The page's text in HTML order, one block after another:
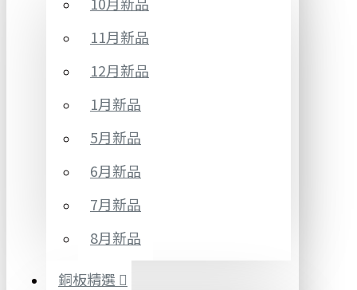
11月新品
12月新品
1月新品
5月新品
6月新品
7月新品
8月新品
銅板精選